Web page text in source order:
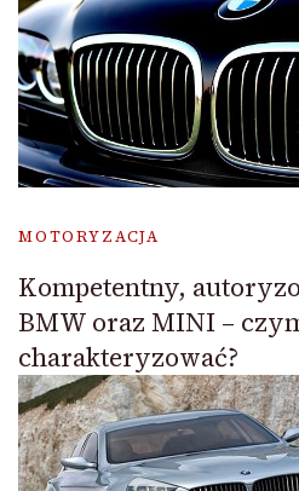
MOTORYZACJA
Kompetentny,
BMW oraz MINI –
charakteryzować?